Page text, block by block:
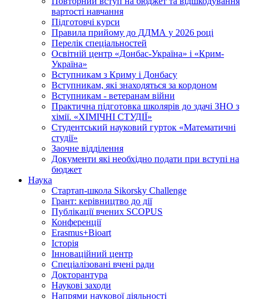
вартості навчання
Підготовчі курси
Правила прийому до ДДМА у 2026 році
Перелік спеціальностей
Освітній центр «Донбас-Україна» і «Крим-
Україна»
Вступникам з Криму і Донбасу
Вступникам, які знаходяться за кордоном
Вступникам - ветеранам війни
Практична підготовка школярів до здачі ЗНО з
хімії. «ХІМІЧНІ СТУДІЇ»
Студентський науковий гурток «Математичні
студії»
Заочне відділення
Документи які необхідно подати при вступі на
бюджет
Наука
Стартап-школа Sikorsky Challenge
Грант: керівництво до дії
Публікації вчених SCOPUS
Конференції
Erasmus+Bioart
Історія
Інноваційний центр
Спеціалізовані вчені ради
Докторантура
Наукові заходи
Напрями наукової діяльності